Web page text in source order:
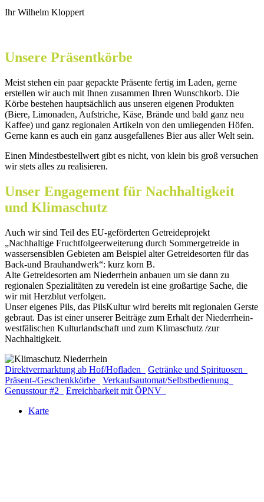
Ihr Wilhelm Kloppert
Unsere Präsentkörbe
Meist stehen ein paar gepackte Präsente fertig im Laden, gerne
erstellen wir auch mit Ihnen zusammen Ihren Wunschkorb. Die
Körbe bestehen hauptsächlich aus unseren eigenen Produkten
(Biere, Limonaden, Aufstriche, Käse, Brände und bald ganz neu
Kaffee) und ganz regionalen Artikeln von den umliegenden Höfen.
Gerne kann es auch ein ganz ausgefallenes Bier aus aller Welt sein.
Einen Mindestbestellwert gibt es nicht, von klein bis groß versuchen
wir stets alles zu realisieren.
Unser Engagement für Nachhaltigkeit
und Klimaschutz
Auch wir sind Teil des EU-geförderten Getreideprojekt
„Nachhaltige Fruchtfolgeerweiterung durch Sommergetreide in
wassersensiblen Gebieten am Beispiel alter Getreidesorten für das
Back-und Brauhandwerk“: kurz korn B.
Alte Getreidesorten am Niederrhein anbauen um sie dann zu
regionalen Spezialitäten zu veredeln ist eine großartige Sache, die
wir mit Herzblut verfolgen.
Unser eigenes Pils, das PilsKultur wird bereits mit regionalen Gerste
gebraut. Das ist einer unserer Beiträge zum Erhalt der Niederrhein-
westfälischen Kulturlandschaft und zum Klimaschutz /zur
Nachhaltigkeit.
Direktvermarktung ab Hof/Hofladen
Getränke und Spirituosen
Präsent-/Geschenkkörbe
Verkaufsautomat/Selbstbedienung
Genusstour #2
Erreichbarkeit mit ÖPNV
Karte